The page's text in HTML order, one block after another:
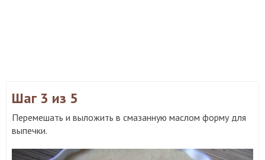
Шаг 3 из 5
Перемешать и выложить в смазанную маслом форму для
выпечки.